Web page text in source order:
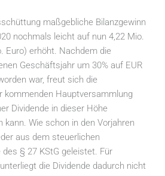
maßgebliche Bilanzgewinn
nochmals leicht auf nun 4,22 Mio.
Euro) erhöht. Nachdem die
Geschäftsjahr um 30% auf EUR
war, freut sich die
kommenden Hauptversammlung
Dividende in dieser Höhe
kann. Wie schon in den Vorjahren
aus dem steuerlichen
des § 27 KStG geleistet. Für
die Dividende dadurch nicht